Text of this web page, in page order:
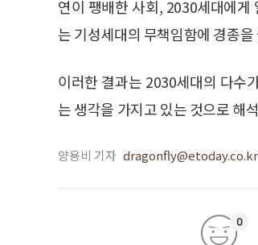
연이 팽배한 사회, 2030세대에
는 기성세대의 무책임함에 경종
이러한 결과는 2030세대의 다수
는 생각을 가지고 있는 것으로 해
양용비 기자 dragonfly@etoday.co.kr
0